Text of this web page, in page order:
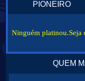
PIONEIRO
Ninguém platinou.Seja
QUEM